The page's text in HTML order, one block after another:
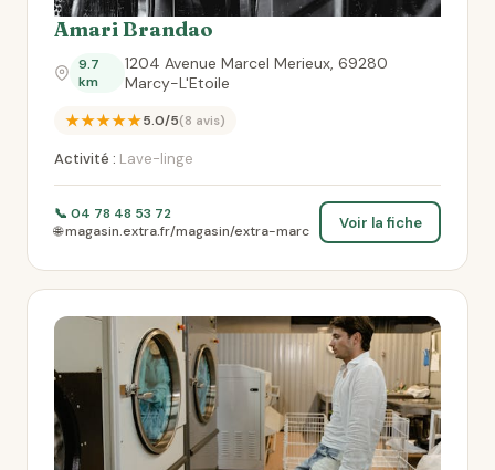
Amari Brandao
9.7
km
1204 Avenue Marcel Merieux, 69280
Marcy-L'Etoile
★★★★★5.0/5(8 avis)
Activité : Lave-linge
📞 04 78 48 53 72
🌐 magasin.extra.fr/magasin/extra-marc
Voir la fiche